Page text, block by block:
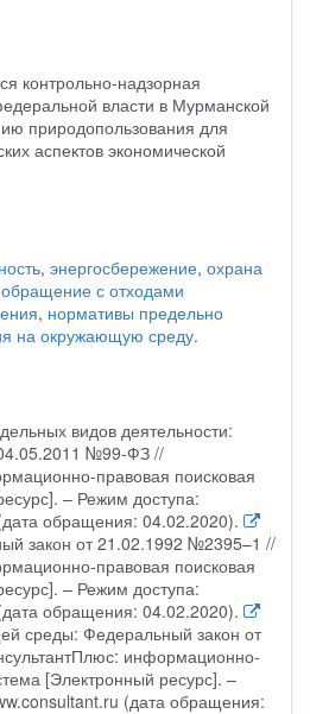
контрольно-надзорная
власти в Мурманской
природопользования для
аспектов экономической
, энергосбережение, охрана
обращение с отходами
, нормативы предельно
на окружающую среду.
видов деятельности:
№99-ФЗ //
правовая поисковая
– Режим доступа:
обращения: 04.02.2020).
закон от 21.02.1992 №2395–1 //
правовая поисковая
– Режим доступа:
обращения: 04.02.2020).
среды: Федеральный закон от
информационно-
[Электронный ресурс]. –
(дата обращения: